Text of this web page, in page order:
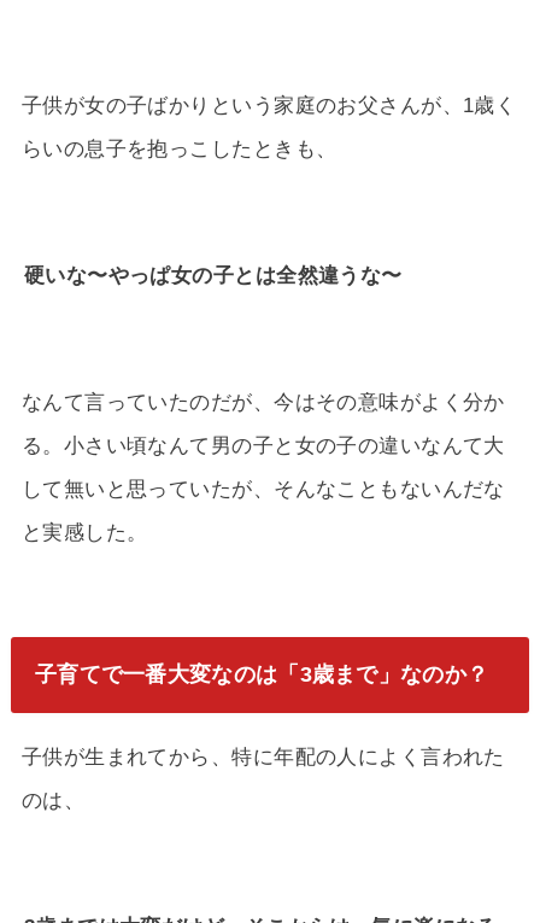
子供が女の子ばかりという家庭のお父さんが、1歳く
らいの息子を抱っこしたときも、
硬いな〜やっぱ女の子とは全然違うな〜
なんて言っていたのだが、今はその意味がよく分か
る。小さい頃なんて男の子と女の子の違いなんて大
して無いと思っていたが、そんなこともないんだな
と実感した。
子育てで一番大変なのは「3歳まで」なのか？
子供が生まれてから、特に年配の人によく言われた
のは、